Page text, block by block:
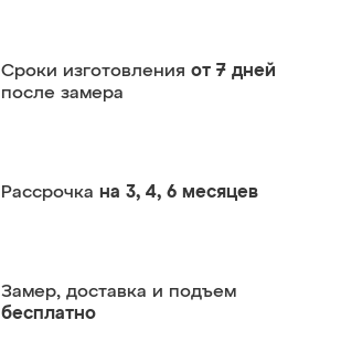
Сроки изготовления от 7 дней
после замера
Рассрочка на 3, 4, 6 месяцев
Замер, доставка и подъем
бесплатно